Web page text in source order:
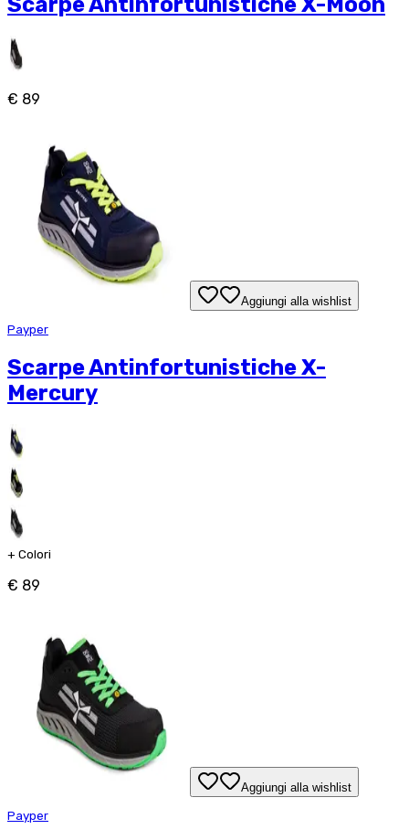
€ 89
Aggiungi alla wishlist
Payper
Scarpe Antinfortunistiche X-
Mercury
+ Colori
€ 89
Aggiungi alla wishlist
Payper